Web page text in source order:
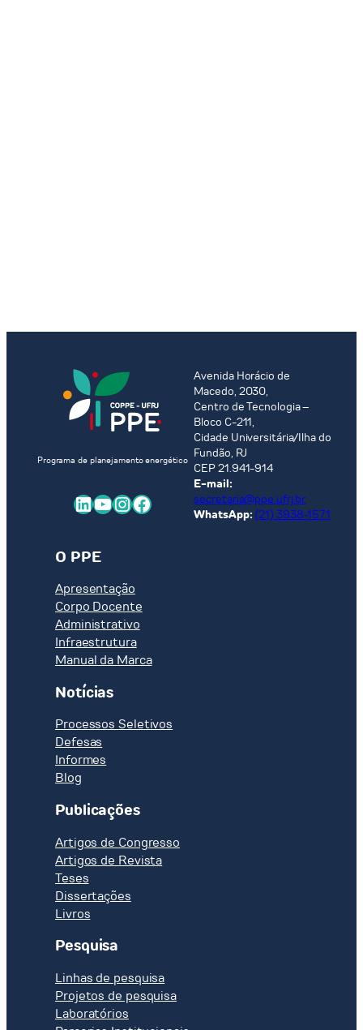
Programa de planejamento energético
LinkedIn Youtube InstagramFacebook
Avenida Horácio de
Macedo, 2030,
Centro de Tecnologia –
Bloco C-211,
Cidade Universitária/Ilha do
Fundão, RJ
CEP 21.941-914
E-mail:
secretaria@ppe.ufrj.br
WhatsApp: (21) 3938-1571
O PPE
Apresentação
Corpo Docente
Administrativo
Infraestrutura
Manual da Marca
Notícias
Processos Seletivos
Defesas
Informes
Blog
Publicações
Artigos de Congresso
Artigos de Revista
Teses
Dissertações
Livros
Pesquisa
Linhas de pesquisa
Projetos de pesquisa
Laboratórios